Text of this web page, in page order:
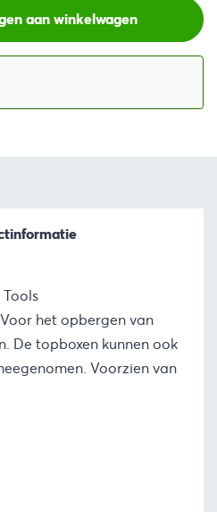
aan winkelwagen
het opbergen van
De topboxen kunnen ook
Voorzien van